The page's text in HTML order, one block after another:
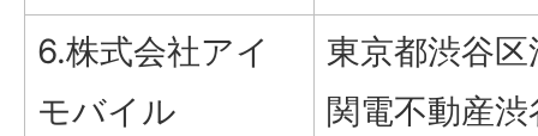
6.株式会社アイ
モバイル
東京都渋谷
関電不動産